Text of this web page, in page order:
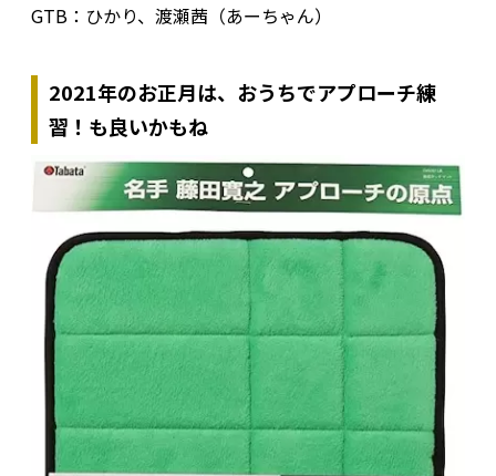
GTB：ひかり、渡瀬茜（あーちゃん）
2021年のお正月は、おうちでアプローチ練
習！も良いかもね